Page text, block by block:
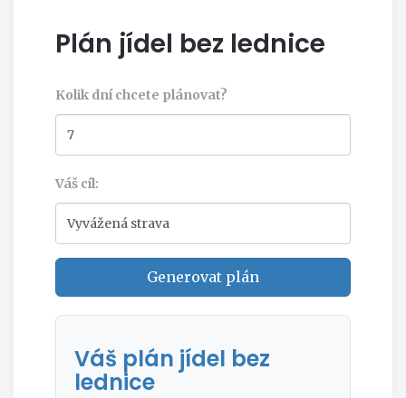
Plán jídel bez lednice
Kolik dní chcete plánovat?
Váš cíl:
Generovat plán
Váš plán jídel bez
lednice